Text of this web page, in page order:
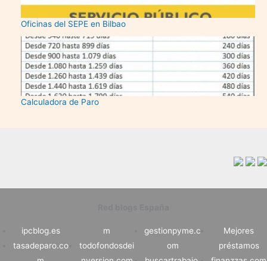
Oficinas del SEPE en Bilbao
Calculadora de Paro
ipcblog.es
tasadeparo.co
m
todofondosdei
gestionpyme.c
om
Mejores
préstamos